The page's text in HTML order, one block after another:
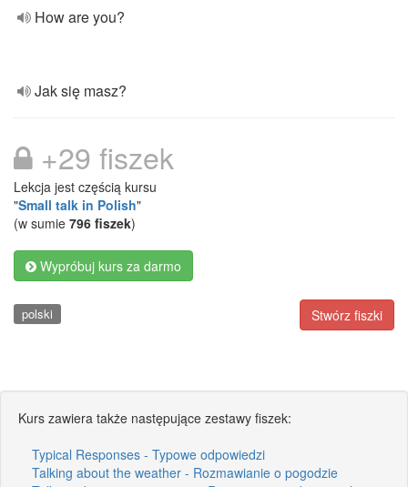
How are you?
Jak się masz?
+29 fiszek
Lekcja jest częścią kursu
"Small talk in Polish"
(w sumie 796 fiszek)
Wypróbuj kurs za darmo
Stwórz fiszki
polski
Kurs zawiera także następujące zestawy fiszek:
Typical Responses - Typowe odpowiedzi
Talking about the weather - Rozmawianie o pogodzie